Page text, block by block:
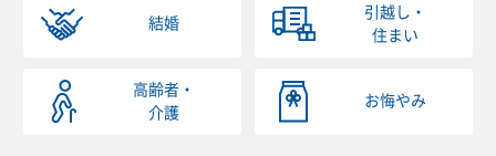
結婚
引越し・
住まい
高齢者・
介護
お悔やみ